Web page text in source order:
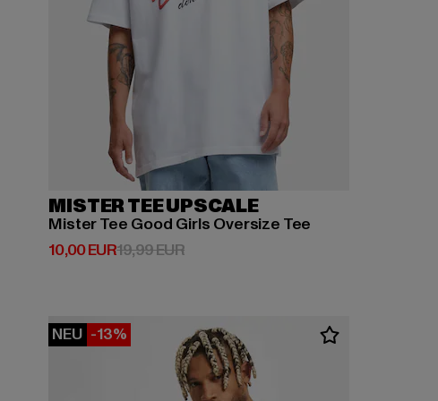
MISTER TEE UPSCALE
Mister Tee Good Girls Oversize Tee
10,00 EUR
Derzeitiger Preis: 10,00 EUR
19,99 EURAktionspreis: 19,99 EUR
NEU -13%